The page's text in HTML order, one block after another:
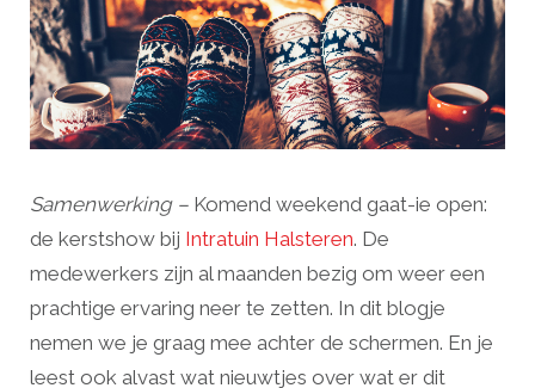
Samenwerking – Komend weekend gaat-ie open:
de kerstshow bij Intratuin Halsteren. De
medewerkers zijn al maanden bezig om weer een
prachtige ervaring neer te zetten. In dit blogje
nemen we je graag mee achter de schermen. En je
leest ook alvast wat nieuwtjes over wat er dit